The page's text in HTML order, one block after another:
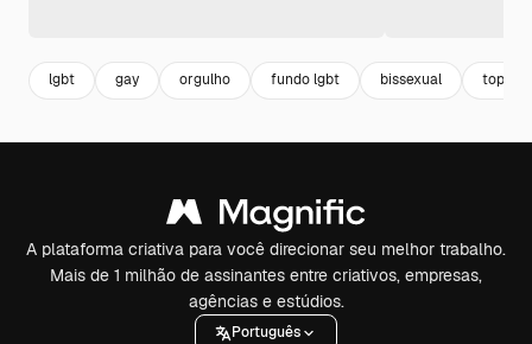
lgbt gay orgulho fundo lgbt bissexual top
A plataforma criativa para você direcionar seu melhor trabalho.
Mais de 1 milhão de assinantes entre criativos, empresas,
agências e estúdios.
Português